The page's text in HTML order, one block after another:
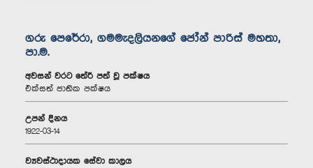
ගරු පෙරේරා, ගමමැදලියනගේ ජෝන් පාරිස් මහතා,
පා.ම.
අවසන් වරට තේරී පත් වූ පක්ෂය
එක්සත් ජාතික පක්ෂය
උපන් දිනය
1922-03-14
ව්‍යවස්ථාදායක සේවා කාලය